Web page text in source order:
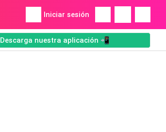
Iniciar sesión
Descarga nuestra aplicación 📲